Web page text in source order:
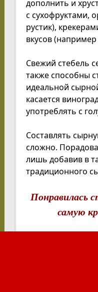
дополнить и
с сухофруктами,
рустик),
вкусов
Свежий стебель
также способны
идеальной
касается
употреблять с
Составлять
сложно.
лишь добавив в
традиционного
Понравилась
самую